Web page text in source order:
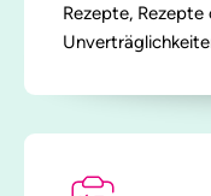
Rezepte,